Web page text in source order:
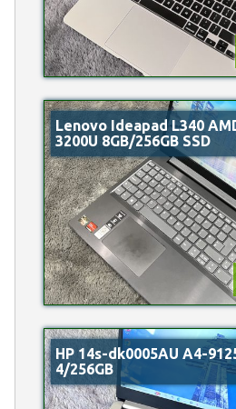
Lenovo Ideapad L340
3200U 8GB/256GB SSD
HP 14s-dk0005AU A4-
4/256GB